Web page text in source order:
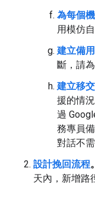
為每個
用模仿
建立備
斷，請
建立移
援的情
過
務專員
對話不
設計挽回流程
天內，新增路